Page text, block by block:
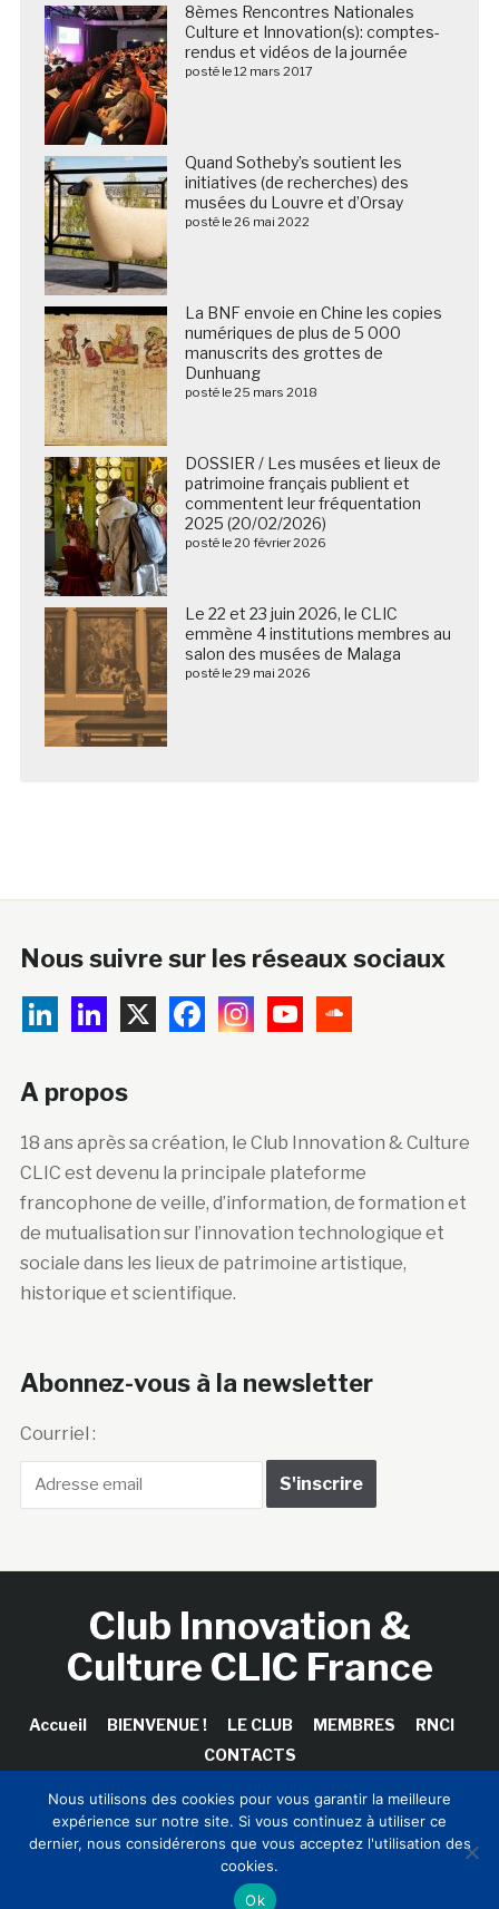
8èmes Rencontres Nationales
Culture et Innovation(s): comptes-
rendus et vidéos de la journée
posté le 12 mars 2017
Quand Sotheby’s soutient les
initiatives (de recherches) des
musées du Louvre et d’Orsay
posté le 26 mai 2022
La BNF envoie en Chine les copies
numériques de plus de 5 000
manuscrits des grottes de
Dunhuang
posté le 25 mars 2018
DOSSIER / Les musées et lieux de
patrimoine français publient et
commentent leur fréquentation
2025 (20/02/2026)
posté le 20 février 2026
Le 22 et 23 juin 2026, le CLIC
emmène 4 institutions membres au
salon des musées de Malaga
posté le 29 mai 2026
Nous suivre sur les réseaux sociaux
A propos
18 ans après sa création, le Club Innovation & Culture
CLIC est devenu la principale plateforme
francophone de veille, d’information, de formation et
de mutualisation sur l’innovation technologique et
sociale dans les lieux de patrimoine artistique,
historique et scientifique.
Abonnez-vous à la newsletter
Courriel :
Club Innovation &
Culture CLIC France
Accueil BIENVENUE ! LE CLUB MEMBRES
RNCI
CONTACTS
Copyright © 2026 Club Innovation & Culture CLIC France /
Sinapses Conseils
Nous utilisons des cookies pour vous garantir la meilleure
expérience sur notre site. Si vous continuez à utiliser ce
dernier, nous considérerons que vous acceptez l'utilisation des
cookies.
Ok